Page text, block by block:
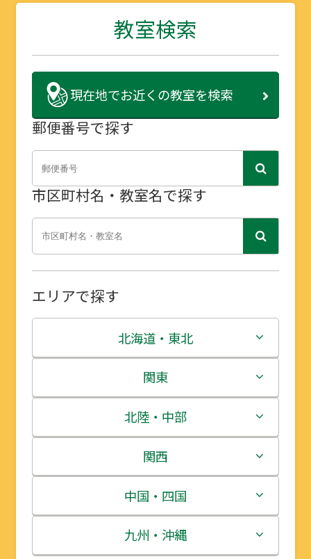
教室検索
現在地でお近くの教室を検索
郵便番号で探す
市区町村名・教室名で探す
エリアで探す
北海道・東北
北海道
青森県
岩手県
宮城県
秋田県
関東
茨城県
栃木県
群馬県
埼玉県
北陸・中部
新潟県
富山県
石川県
関西
三重県
滋賀県
中国・四国
鳥取県
九州・沖縄